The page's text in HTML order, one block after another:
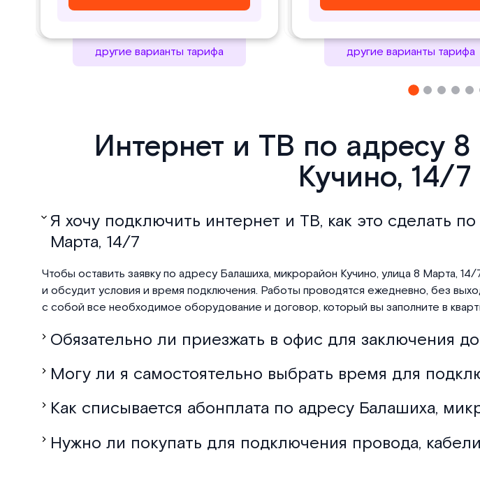
другие варианты тарифа другие варианты тарифа
Интернет и ТВ по адресу
Кучино, 14/
Я хочу подключить интернет и ТВ, как это сделать
Марта, 14/7
Чтобы оставить заявку по адресу Балашиха, микрорайон Кучино, улица 8 Марта, 14/
и обсудит условия и время подключения. Работы проводятся ежедневно, без
с собой все необходимое оборудование и договор, который вы заполните в
Обязательно ли приезжать в офис для заключения
Могу ли я самостоятельно выбрать время для
Как списывается абонплата по адресу Балашиха,
Нужно ли покупать для подключения провода,